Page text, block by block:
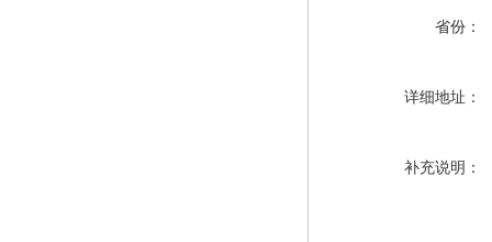
省份：
详细地址：
补充说明：